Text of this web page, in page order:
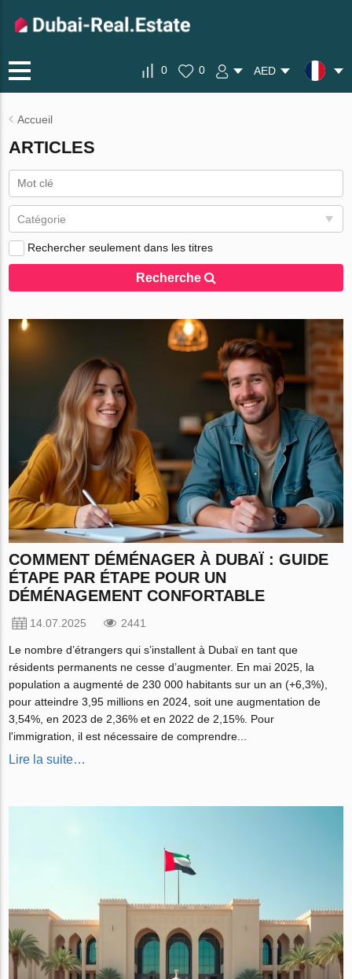
0 0 AED
Accueil
ARTICLES
Catégorie
Recherche
Rechercher seulement dans les titres
COMMENT DÉMÉNAGER À DUBAÏ : GUIDE
ÉTAPE PAR ÉTAPE POUR UN
DÉMÉNAGEMENT CONFORTABLE
14.07.2025 2441
Le nombre d’étrangers qui s’installent à Dubaï en tant que
résidents permanents ne cesse d’augmenter. En mai 2025, la
population a augmenté de 230 000 habitants sur un an (+6,3%),
pour atteindre 3,95 millions en 2024, soit une augmentation de
3,54%, en 2023 de 2,36% et en 2022 de 2,15%. Pour
l'immigration, il est nécessaire de comprendre...
Lire la suite…